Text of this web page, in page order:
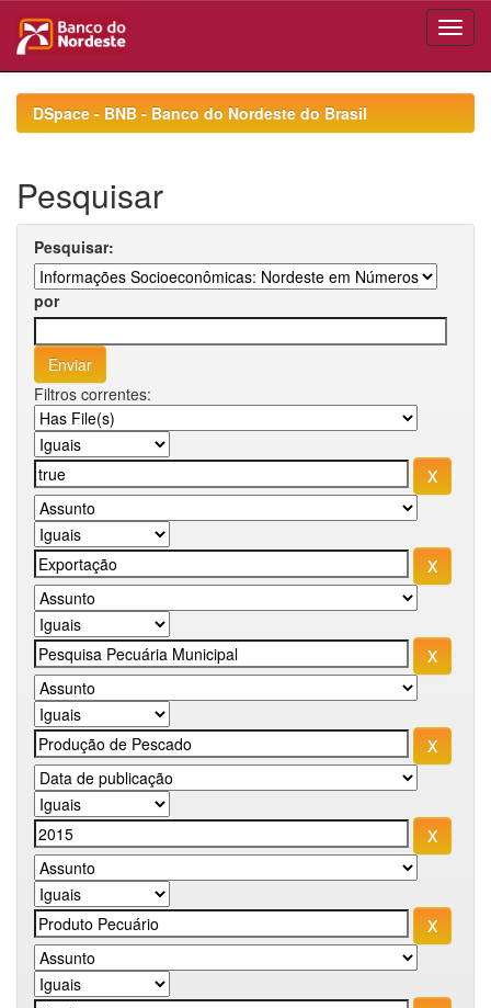
navigationDSpace - BNB - Banco do Nordeste do Brasil
Pesquisar
Pesquisar:
por
Filtros correntes: